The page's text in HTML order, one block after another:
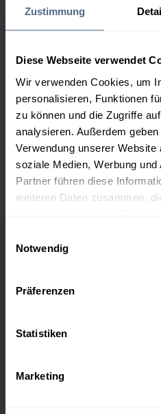
Zustimmung
Diese Webseite verwendet
Wir verwenden Cookies, um
personalisieren, Funktionen
zu können und die Zugriffe
analysieren. Außerdem
Verwendung unserer
soziale Medien, Werbung
Partner führen diese
weiteren Daten zusammen,
Notwendig
Präferenzen
Statistiken
Marketing
2.000 Liter
3.000 Liter
5.000 Liter
Preise für Heizöl in
Liter inkl. MwSt. und
Höchst- und
Heizölpreis-
Zeitraum